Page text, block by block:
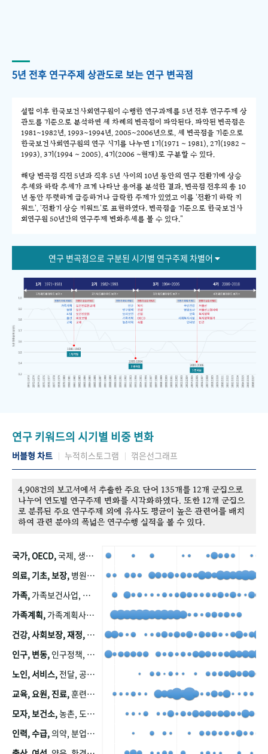
5년 전후 연구주제 상관도로 보는 연구 변곡점
설립 이후 한국보건사회연구원이 수행한 연구과제를 5년 전후 연구주제 상
관도를 기준으로 분석하면 세 차례의 변곡점이 파악된다. 파악된 변곡점은
1981~1982년, 1993~1994년, 2005~2006년으로, 세 변곡점을 기준으로
한국보건사회연구원의 연구 시기를 나누면 1기(1971 ~ 1981), 2기(1982 ~
1993), 3기(1994 ~ 2005), 4기(2006 ~현재)로 구분할 수 있다.
해당 변곡점 직전 5년과 직후 5년 사이의 10년 동안의 연구 전환기에 상승
추세와 하락 추세가 크게 나타난 용어를 분석한 결과, 변곡점 전후의 총 10
년 동안 뚜렷하게 급증하거나 급락한 주제가 있었고 이를 '전환기 하락 키
워드', '전환기 상승 키워드'로 표현하였다. 변곡점을 기준으로 한국보건사
회연구원 50년간의 연구주제 변화추세를 볼 수 있다."
연구 변곡점으로 구분된 시기별 연구주제 차별어
연구 키워드의 시기별 비중 변화
버블형 차트 누적히스토그램 꺾은선그래프
4,908건의 보고서에서 추출한 주요 단어 135개를 12개 군집으로
나누어 연도별 연구주제 변화를 시각화하였다. 또한 12개 군집으
로 분류된 주요 연구주제 외에 유사도 평균이 높은 관련어를 배치
하여 관련 분야의 폭넓은 연구수행 실적을 볼 수 있다.
국가, OECD,국제, 생산, 아시아, 태평양, 태평양지역, 참가
의료, 기초, 보장, 병원, 가정, 연금, 연계, 공적, 일본, 생활, 국민기초생활보장제도, 국민연금, 기금, 저소득층, 근로, 자활, 급여, 환자, 의료비, 모니터링, 한국복지패널, 소득, 지표, 빈곤, 노후, 장애인
가족, 가족보건사업, 산업, 친화, 전국, 출산력
가족계획, 가족계획사업, 가족계획사업평가, 한국가족계획사업, 피임, 보급, 부인, 자궁, 피임약
건강, 사회보장, 재정,
인구, 변동, 인구정책, 저출산, 고령사회, 고령화, 이동, 남북한, 지방자치단체, 컨설팅, 복지정책평가, 집, 사회개발
노인, 서비스, 전달, 공공, 보육, 수요, 공급, 사회서비스, 데이터, 보호, 요양, 아동, 예방, 청소년, 효율, 자원
교육, 요원, 진료,훈련, 보건요원, 마을, 마을건강사업, 보조원, 진료원, 보건진료원, 보건진료원교재
모자, 보건소,농촌, 도시, 금연, 농촌지역, 모자보건사업
인력, 수급,의약, 분업, 식품, 의약품, 의사, 안전